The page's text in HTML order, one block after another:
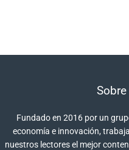
Fundado en 2016 por un
economía e innovación,
nuestros lectores el mejor